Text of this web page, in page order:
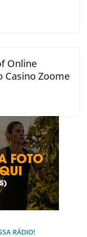
Online
Casino Zoome
RÁDIO!